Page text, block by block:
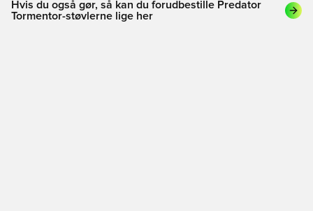
Hvis du også gør, så kan du forudbestille Predator
Tormentor-støvlerne lige her